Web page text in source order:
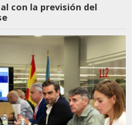
con la previsión del